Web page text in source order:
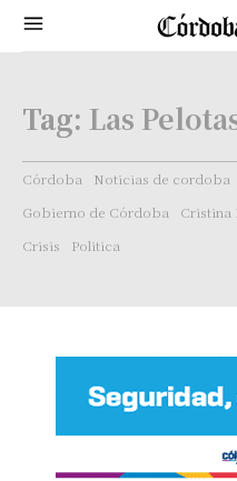
Tag: Las
Córdoba Noticias de cordoba
Gobierno de Córdoba
Cristina
Crisis
Politica